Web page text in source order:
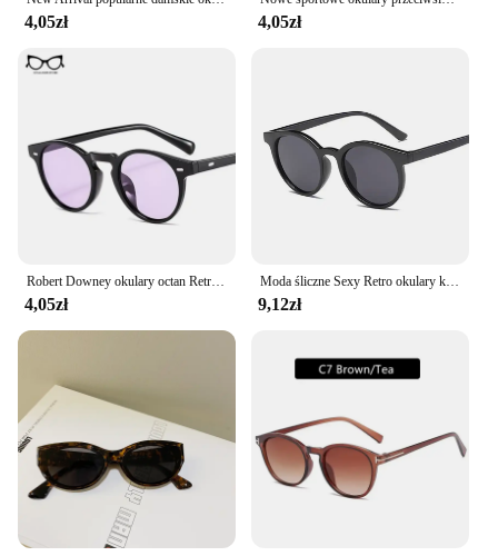
4,05zł 4,05zł
Robert Downey okulary octan Retro classic okrągłe okulary unisex lato moda okulary Vintage czerwony żółty niebieski fioletowy
4,05zł
Moda śliczne Sexy Retro okulary kocie oko kobieta Vintage marka projektant okrągłe okulary przeciwsłoneczne dla kobiet mężczyzna UV400
9,12zł